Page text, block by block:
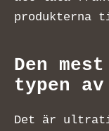
produkterna
Den
typen
Det är